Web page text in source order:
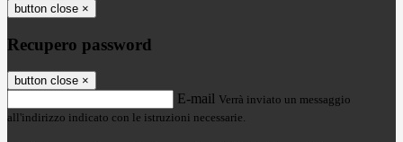
button close ×
Recupero password
button close ×
E-mail Verrà inviato un messaggio
all'indirizzo indicato con le istruzioni necessarie.